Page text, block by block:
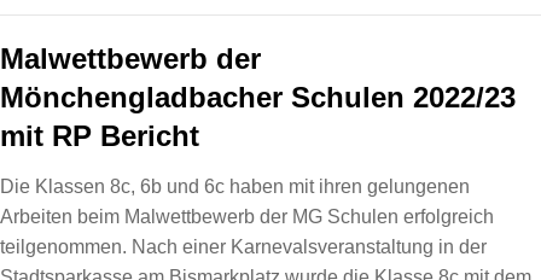
Malwettbewerb der
Mönchengladbacher Schulen 2022/23
mit RP Bericht
Die Klassen 8c, 6b und 6c haben mit ihren gelungenen
Arbeiten beim Malwettbewerb der MG Schulen erfolgreich
teilgenommen. Nach einer Karnevalsveranstaltung in der